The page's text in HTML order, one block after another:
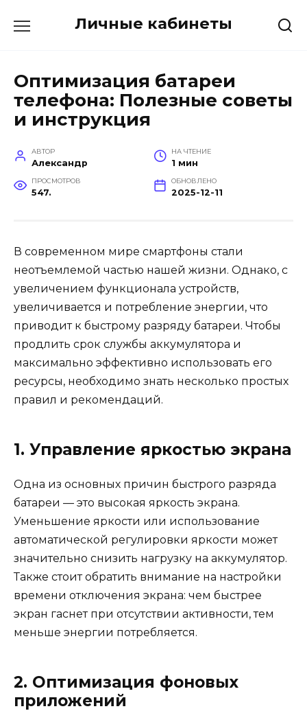
Личные кабинеты
Оптимизация батареи
телефона: Полезные советы
и инструкция
АВТОР
Александр
НА ЧТЕНИЕ
1 мин
ПРОСМОТРОВ
547.
ОБНОВЛЕНО
2025-12-11
В современном мире смартфоны стали
неотъемлемой частью нашей жизни. Однако, с
увеличением функционала устройств,
увеличивается и потребление энергии, что
приводит к быстрому разряду батареи. Чтобы
продлить срок службы аккумулятора и
максимально эффективно использовать его
ресурсы, необходимо знать несколько простых
правил и рекомендаций.
1. Управление яркостью экрана
Одна из основных причин быстрого разряда
батареи — это высокая яркость экрана.
Уменьшение яркости или использование
автоматической регулировки яркости может
значительно снизить нагрузку на аккумулятор.
Также стоит обратить внимание на настройки
времени отключения экрана: чем быстрее
экран гаснет при отсутствии активности, тем
меньше энергии потребляется.
2. Оптимизация фоновых
приложений